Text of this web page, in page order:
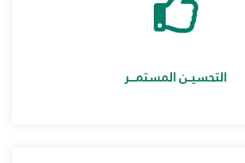
التحسيــن المستمــــر